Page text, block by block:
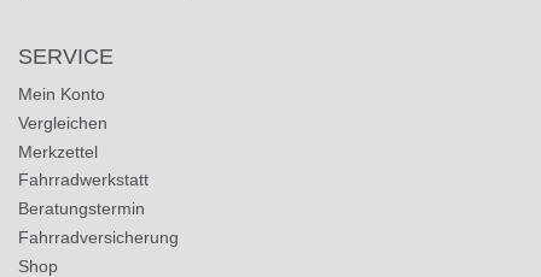
SERVICE
Mein Konto
Vergleichen
Merkzettel
Fahrradwerkstatt
Beratungstermin
Fahrradversicherung
Shop